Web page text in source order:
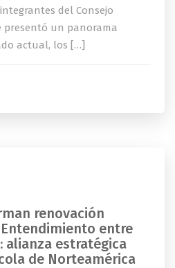
del Consejo
presentó un panorama
actual, los […]
renovación
entre
alianza estratégica
de Norteamérica